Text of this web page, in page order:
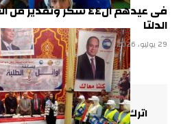
فى عيدهم ال٤٤ شكر
الدلتا
29 يوليو، 2026
اترك تعليقاً